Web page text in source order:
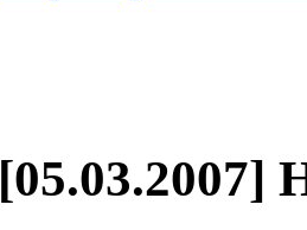
[05.03.2007]